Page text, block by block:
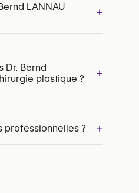
LANNAU
+
par implants
Chirurgie de la gynécomastie (réduction mammaire masculine)
Dr. Bernd
plastique ?
+
professionnelles ? +